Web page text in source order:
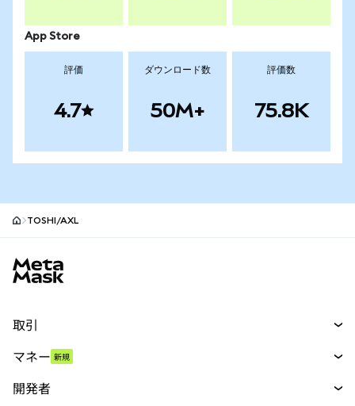
App Store
評価
4.7
ダウンロード数
50M+
評価数
75.8K
TOSHI/AXL
取引
パーペチュアル
マネー 新規
開発者